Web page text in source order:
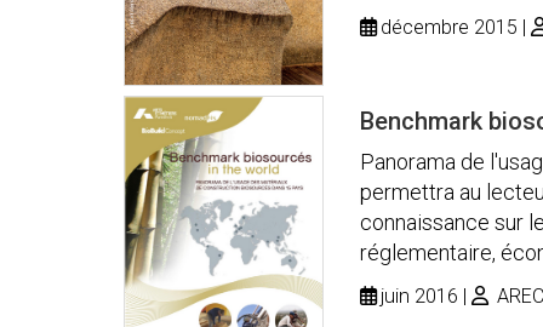
décembre 2015
Benchmark
Panorama de
permettra au
connaissance sur
réglementaire,
juin 2016